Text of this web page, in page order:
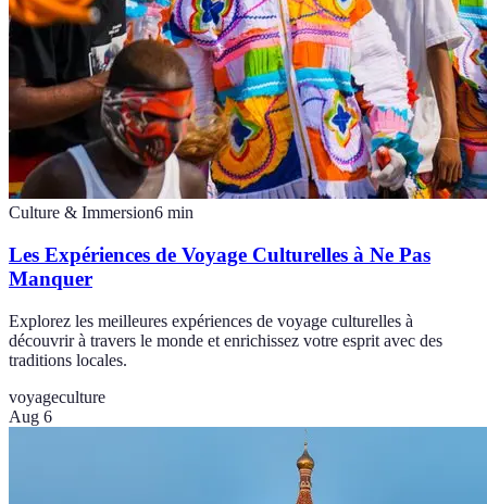
Culture & Immersion6 min
Les Expériences de Voyage Culturelles à Ne Pas
Manquer
Explorez les meilleures expériences de voyage culturelles à
découvrir à travers le monde et enrichissez votre esprit avec des
traditions locales.
voyageculture
Aug 6